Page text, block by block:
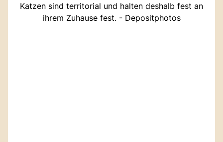
Katzen sind territorial und halten deshalb fest an
ihrem Zuhause fest. - Depositphotos